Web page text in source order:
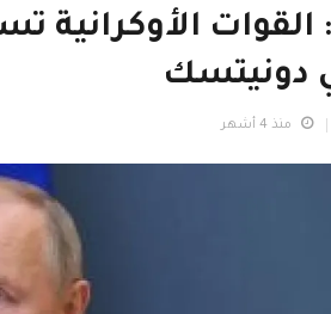
دونيتسك
منذ 4 أشهر